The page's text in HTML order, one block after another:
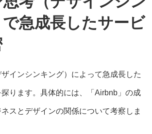
急成長したサービ
インシンキング）によって急成長した
ります。具体的には、「Airbnb」の成
スとデザインの関係について考察しま